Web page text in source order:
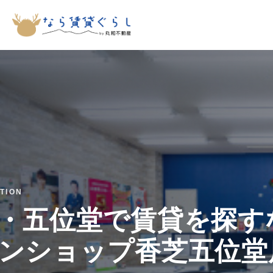
五位堂で賃貸を探す
ショップ香芝五位